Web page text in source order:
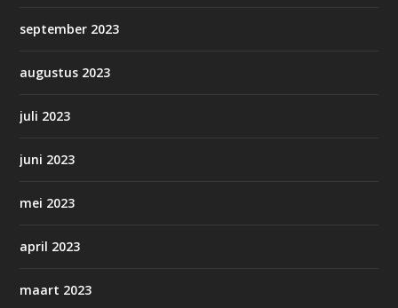
september 2023
augustus 2023
juli 2023
juni 2023
mei 2023
april 2023
maart 2023